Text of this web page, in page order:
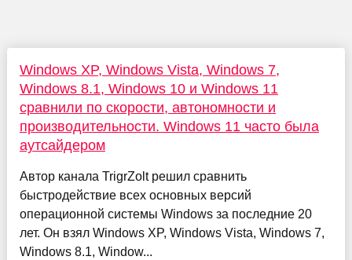
Windows XP, Windows Vista, Windows 7,
Windows 8.1, Windows 10 и Windows 11
сравнили по скорости, автономности и
производительности. Windows 11 часто была
аутсайдером
Автор канала TrigrZolt решил сравнить
быстродействие всех основных версий
операционной системы Windows за последние 20
лет. Он взял Windows XP, Windows Vista, Windows 7,
Windows 8.1, Window...